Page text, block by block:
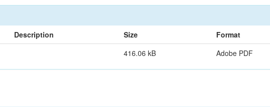
Description Size
Format
416.06 kB Adobe PDF